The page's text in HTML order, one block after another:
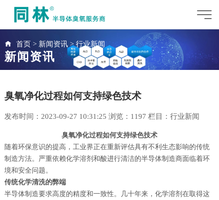
首页> 新闻资讯>行业新闻
新闻资讯
臭氧净化过程如何支持绿色技术
发布时间：2023-09-27 10:31:25 浏览： 1197 栏目： 行业新闻
臭氧净化过程如何支持绿色技术
随着环保意识的提高，工业界正在重新评估具有不利生态影响的传统
制造方法。严重依赖化学溶剂和酸进行清洁的半导体制造商面临着环
境和安全问题。
传统化学清洗的弊端
半导体制造要求高度的精度和一致性。几十年来，化学溶剂在取得这